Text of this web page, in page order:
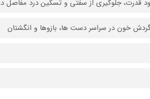
قدرت، جلوگیری از سفتی و تسکین درد
خون در سراسر دست ها، بازوها و انگشتان